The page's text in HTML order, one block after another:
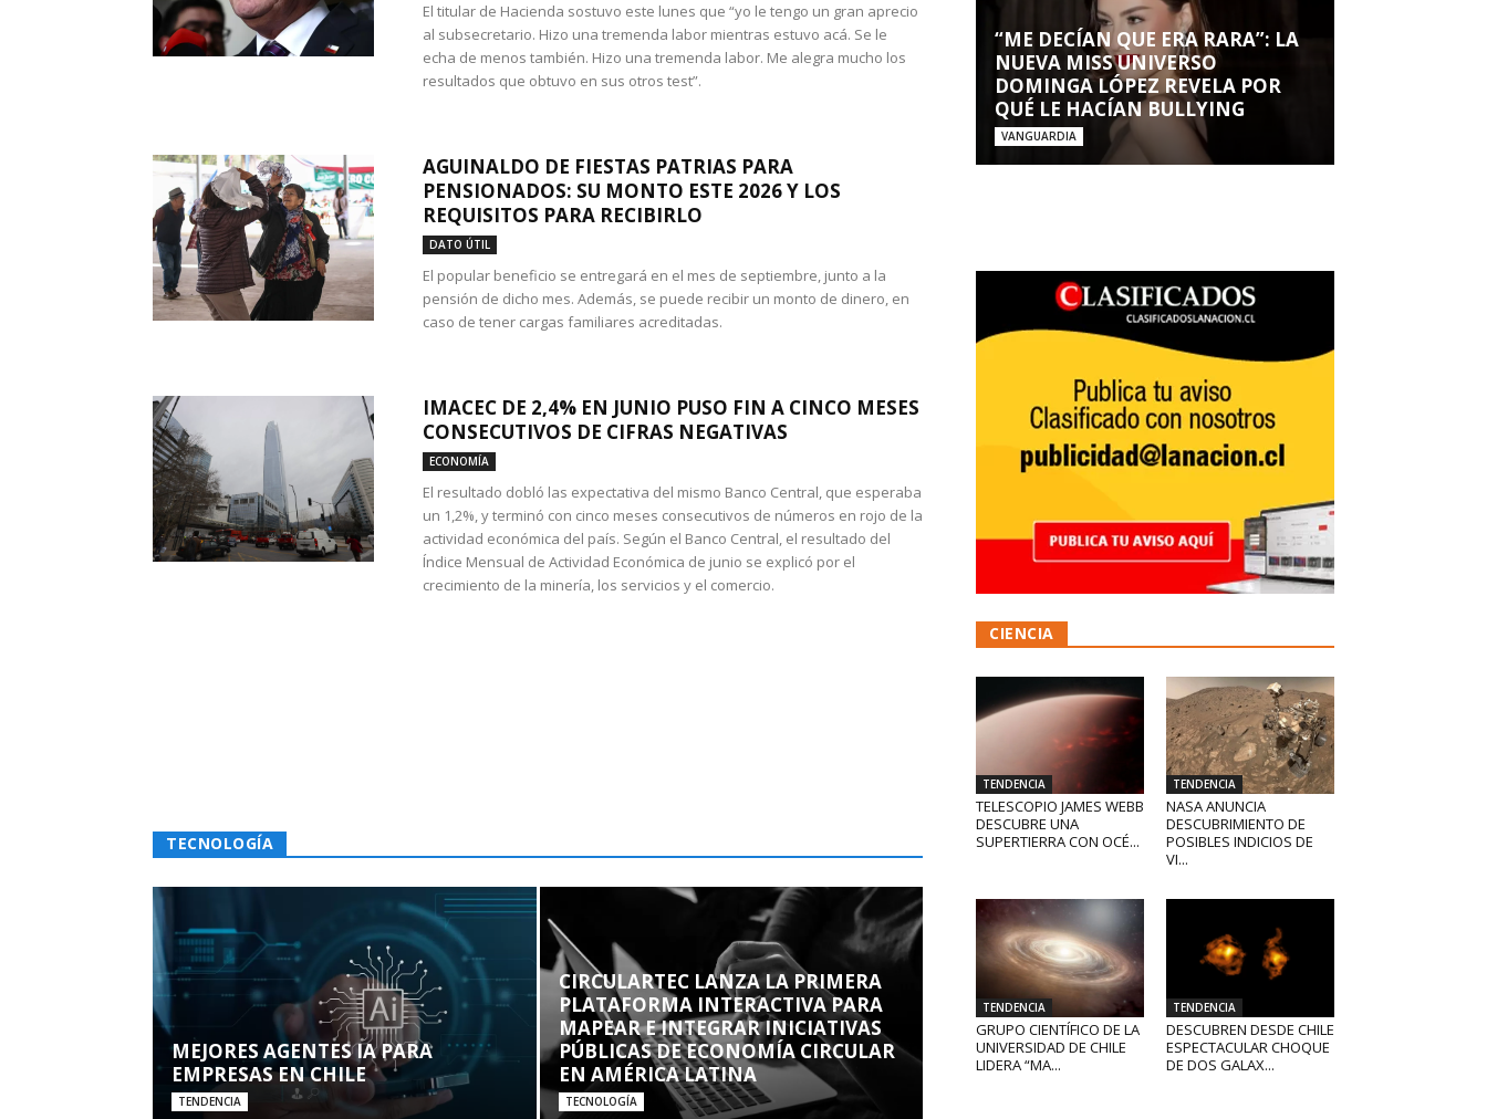
El titular de Hacienda sostuvo este lunes que “yo le tengo un gran aprecio
al subsecretario. Hizo una tremenda labor mientras estuvo acá. Se le
echa de menos también. Hizo una tremenda labor. Me alegra mucho los
resultados que obtuvo en sus otros test”.
AGUINALDO DE FIESTAS PATRIAS PARA
PENSIONADOS: SU MONTO ESTE 2026 Y LOS
REQUISITOS PARA RECIBIRLO
DATO ÚTIL
El popular beneficio se entregará en el mes de septiembre, junto a la
pensión de dicho mes. Además, se puede recibir un monto de dinero, en
caso de tener cargas familiares acreditadas.
IMACEC DE 2,4% EN JUNIO PUSO FIN A CINCO MESES
CONSECUTIVOS DE CIFRAS NEGATIVAS
ECONOMÍA
El resultado dobló las expectativa del mismo Banco Central, que esperaba
un 1,2%, y terminó con cinco meses consecutivos de números en rojo de la
actividad económica del país. Según el Banco Central, el resultado del
Índice Mensual de Actividad Económica de junio se explicó por el
crecimiento de la minería, los servicios y el comercio.
TECNOLOGÍA
MEJORES AGENTES IA PARA
EMPRESAS EN CHILE
TENDENCIA
CIRCULARTEC LANZA LA PRIMERA
PLATAFORMA INTERACTIVA PARA
MAPEAR E INTEGRAR INICIATIVAS
PÚBLICAS DE ECONOMÍA CIRCULAR
EN AMÉRICA LATINA
TECNOLOGÍA
“ME DECÍAN QUE ERA RARA”: LA
NUEVA MISS UNIVERSO
DOMINGA LÓPEZ REVELA POR
QUÉ LE HACÍAN BULLYING
VANGUARDIA
CIENCIA
TENDENCIA
TELESCOPIO JAMES WEBB
DESCUBRE UNA
SUPERTIERRA CON OCÉ...
TENDENCIA
NASA ANUNCIA
DESCUBRIMIENTO DE
POSIBLES INDICIOS DE
VI...
TENDENCIA
GRUPO CIENTÍFICO DE LA
UNIVERSIDAD DE CHILE
LIDERA “MA...
TENDENCIA
DESCUBREN DESDE CHILE
ESPECTACULAR CHOQUE
DE DOS GALAX...